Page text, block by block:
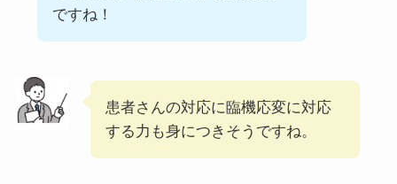
ですね！
患者さんの対応に臨機応変に対応
する力も身につきそうですね。